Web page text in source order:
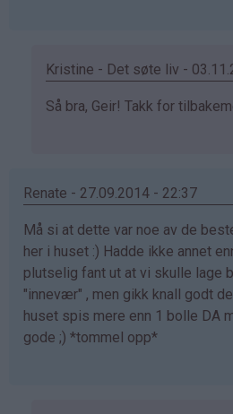
Kristine - Det søte liv -
Som
Geir
(ikke
bekreftet)
Så bra, Geir! Takk for
Renate - 27.09.2014 - 22:37
Må si at dette var noe av de
her i huset :) Hadde ikke annet
plutselig fant ut at vi skulle lage
"innevær" , men gikk knall godt
huset spis mere enn 1 bolle DA
gode ;) *tommel opp*